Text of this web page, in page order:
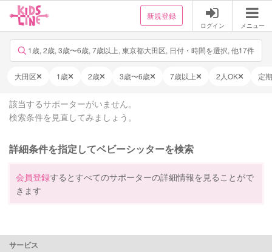
新規登録
ログイン メニュー
1歳, 2歳, 3歳〜6歳, 7歳以上, 東京都大田区, 日付・時間を選択, 他17件
大田区 1歳 2歳 3歳〜6歳 7歳以上 2人OK 定
該当するサポーターがいません。
検索条件を見直してみましょう。
詳細条件を指定してベビーシッターを検索
会員登録するとすべてのサポーターの詳細情報を見ることがで
きます
サービス